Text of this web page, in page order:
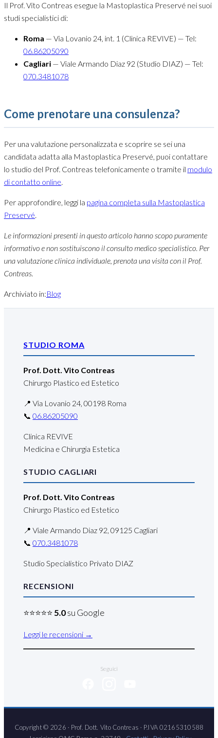
Il Prof. Vito Contreas esegue la Mastoplastica Preservé nei suoi
studi specialistici di:
Roma — Via Lovanio 24, int. 1 (Clinica REVIVE) — Tel:
06.86205090
Cagliari — Viale Armando Diaz 92 (Studio DIAZ) — Tel:
070.3481078
Come prenotare una consulenza?
Per una valutazione personalizzata e scoprire se sei una
candidata adatta alla Mastoplastica Preservé, puoi contattare
lo studio del Prof. Contreas telefonicamente o tramite il modulo
di contatto online.
Per approfondire, leggi la pagina completa sulla Mastoplastica
Preservé.
Le informazioni presenti in questo articolo hanno scopo puramente
informativo e non sostituiscono il consulto medico specialistico. Per
una valutazione clinica individuale, prenota una visita con il Prof.
Contreas.
Archiviato in:Blog
STUDIO ROMA
Prof. Dott. Vito Contreas
Chirurgo Plastico ed Estetico
📍 Via Lovanio 24, 00198 Roma
📞 06.86205090
Clinica REVIVE
Medicina e Chirurgia Estetica
STUDIO CAGLIARI
Prof. Dott. Vito Contreas
Chirurgo Plastico ed Estetico
📍 Viale Armando Diaz 92, 09125 Cagliari
📞 070.3481078
Studio Specialistico Privato DIAZ
RECENSIONI
⭐⭐⭐⭐⭐ 5.0su Google
Leggi le recensioni →
Seguici
Copyright © 2026 · Prof. Dott. Vito Contreas · P.IVA 02165310588